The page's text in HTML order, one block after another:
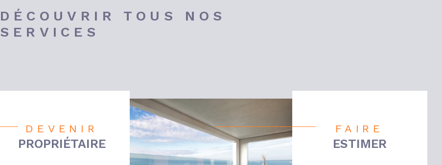
DÉCOUVRIR TOUS NOS
SERVICES
DEVENIR
PROPRIÉTAIRE
FAIRE
ESTIMER